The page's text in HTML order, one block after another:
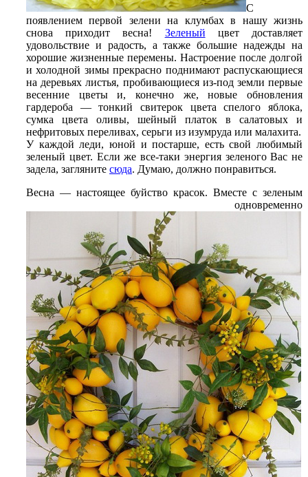
С
появлением первой зелени на клумбах в нашу жизнь
снова приходит весна! Зеленый цвет доставляет
удовольствие и радость, а также большие надежды на
хорошие жизненные перемены. Настроение после долгой
и холодной зимы прекрасно поднимают распускающиеся
на деревьях листья, пробивающиеся из-под земли первые
весенние цветы и, конечно же, новые обновления
гардероба —тонкий свитерок цвета спелого яблока,
сумка цвета оливы, шейный платок в салатовых и
нефритовых переливах, серьги из изумруда или малахита.
У каждой леди, юной и постарше, есть свой любимый
зеленый цвет. Если же все-таки энергия зеленого Вас не
задела, загляните сюда. Думаю, должно понравиться.
Весна — настоящее буйство красок. Вместе с зеленым
одновременно